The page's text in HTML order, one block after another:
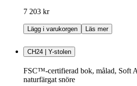
7 203 kr
Lägg i varukorgen Läs mer
CH24 | Y-stolen
FSC™-certifierad bok, målad, Soft
naturfärgat snöre